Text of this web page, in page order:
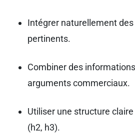
Intégrer naturellement
pertinents.
Combiner des
arguments commerciaux.
Utiliser une structure
(h2, h3).